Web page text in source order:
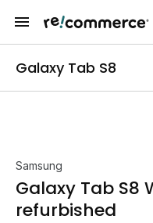
Galaxy Tab S8
Samsung
Galaxy Tab S8
refurbished